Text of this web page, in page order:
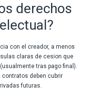
derechos
con el creador, a menos
claras de cesion que
tras pago final).
contratos deben cubrir
futuras.